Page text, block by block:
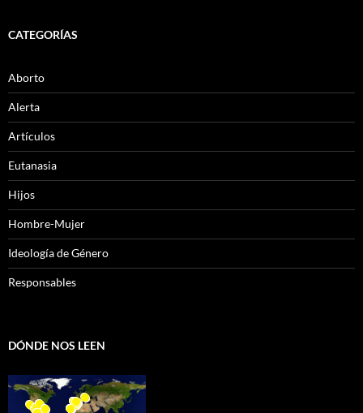
CATEGORÍAS
Aborto
Alerta
Artículos
Eutanasia
Hijos
Hombre-Mujer
Ideología de Género
Responsables
DÓNDE NOS LEEN